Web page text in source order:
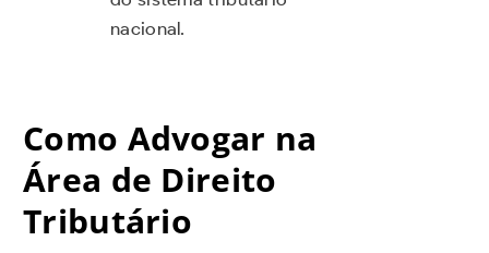
nacional.
Como Advogar na
Área de Direito
Tributário